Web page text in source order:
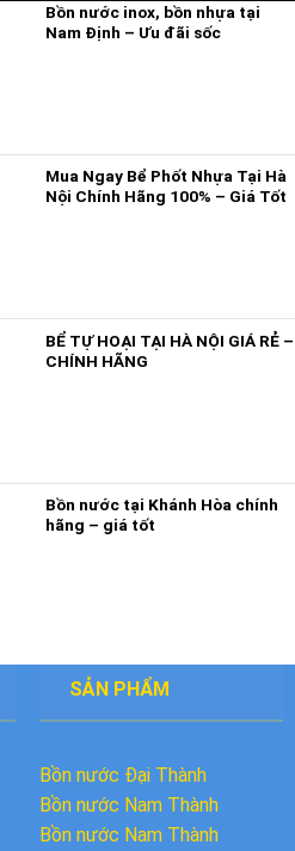
Bồn nước inox, bồn nhựa tại
Nam Định – Ưu đãi sốc
Mua Ngay Bể Phốt Nhựa Tại Hà
Nội Chính Hãng 100% – Giá Tốt
BỂ TỰ HOẠI TẠI HÀ NỘI GIÁ RẺ –
CHÍNH HÃNG
Bồn nước tại Khánh Hòa chính
hãng – giá tốt
SẢN PHẨM
Bồn nước Đại Thành
Bồn nước Nam Thành
Bồn nước Nam Thành